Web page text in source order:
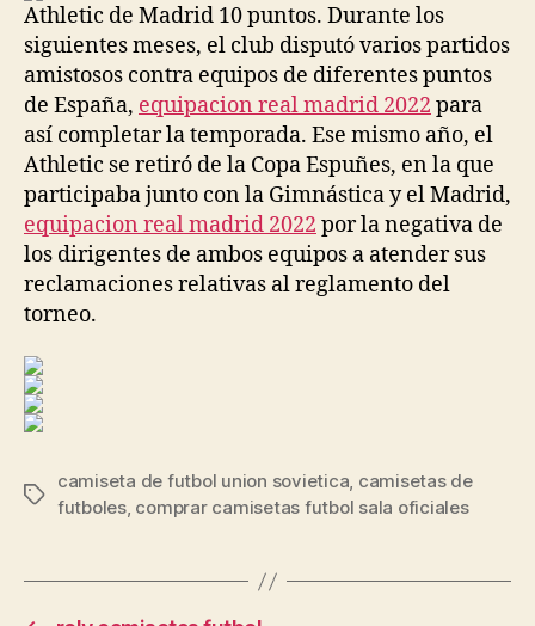
Athletic de Madrid 10 puntos. Durante los
siguientes meses, el club disputó varios partidos
amistosos contra equipos de diferentes puntos
de España, equipacion real madrid 2022 para
así completar la temporada. Ese mismo año, el
Athletic se retiró de la Copa Espuñes, en la que
participaba junto con la Gimnástica y el Madrid,
equipacion real madrid 2022 por la negativa de
los dirigentes de ambos equipos a atender sus
reclamaciones relativas al reglamento del
torneo.
Etiquetas
camiseta de futbol union sovietica, camisetas de
futboles, comprar camisetas futbol sala oficiales